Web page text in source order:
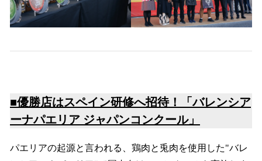
■優勝店はスペイン研修へ招待！「バレンシア
ーナパエリア ジャパンコンクール」
パエリアの起源と言われる、鶏肉と兎肉を使用した"バレ